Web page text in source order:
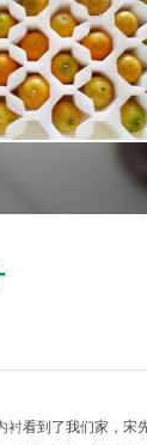
衬看到了我们家， 宋